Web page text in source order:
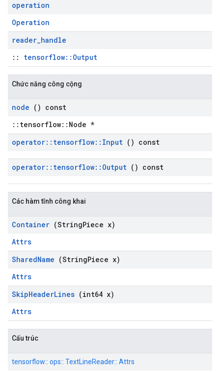
operation
Operation
reader_handle
:: tensorflow::Output
Chức năng công cộng
node () const
::tensorflow::Node *
operator:: tensorflow:: Input () const
operator:: tensorflow:: Output () const
Các hàm tĩnh công khai
Container (StringPiece x)
Attrs
SharedName (StringPiece x)
Attrs
SkipHeaderLines (int64 x)
Attrs
Cấu trúc
tensorflow:: ops:: TextLineReader:: Attrs